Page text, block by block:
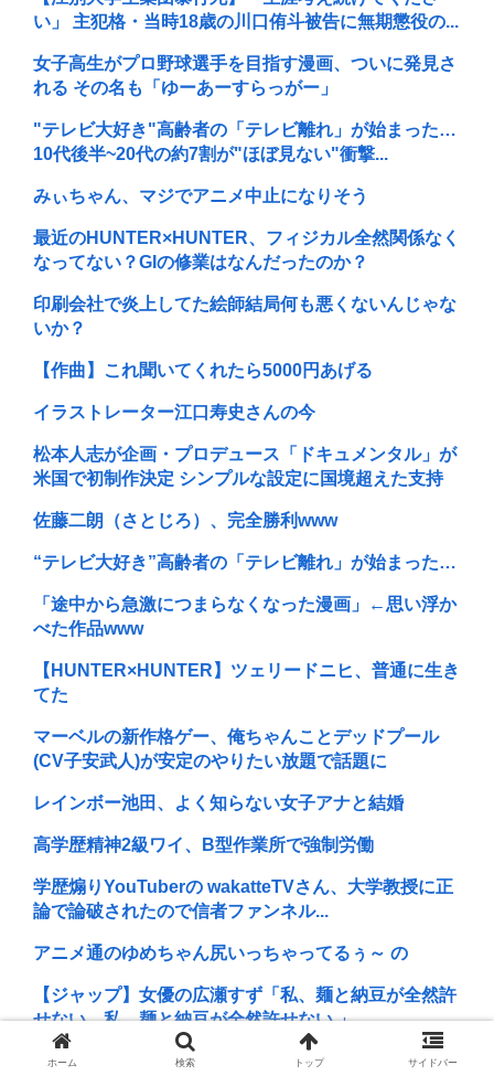
い」 主犯格・当時18歳の川口侑斗被告に無期懲役の...
女子高生がプロ野球選手を目指す漫画、ついに発見さ
れる その名も「ゆーあーすらっがー」
"テレビ大好き"高齢者の「テレビ離れ」が始まった…
10代後半~20代の約7割が"ほぼ見ない"衝撃...
みぃちゃん、マジでアニメ中止になりそう
最近のHUNTER×HUNTER、フィジカル全然関係なく
なってない？GIの修業はなんだったのか？
印刷会社で炎上してた絵師結局何も悪くないんじゃな
いか？
【作曲】これ聞いてくれたら5000円あげる
イラストレーター江口寿史さんの今
松本人志が企画・プロデュース「ドキュメンタル」が
米国で初制作決定 シンプルな設定に国境超えた支持
佐藤二朗（さとじろ）、完全勝利www
“テレビ大好き”高齢者の「テレビ離れ」が始まった…
「途中から急激につまらなくなった漫画」←思い浮か
べた作品www
【HUNTER×HUNTER】ツェリードニヒ、普通に生き
てた
マーベルの新作格ゲー、俺ちゃんことデッドプール
(CV子安武人)が安定のやりたい放題で話題に
レインボー池田、よく知らない女子アナと結婚
高学歴精神2級ワイ、B型作業所で強制労働
学歴煽りYouTuberの wakatteTVさん、大学教授に正
論で論破されたので信者ファンネル...
アニメ通のゆめちゃん尻いっちゃってるぅ～ の
【ジャップ】女優の広瀬すず「私、麺と納豆が全然許
せない。私、麺と納豆が全然許せない 」
北斗晶、北海道大学生暴行死で無期懲役判決に 「若年
ホーム 検索 トップ サイドバー